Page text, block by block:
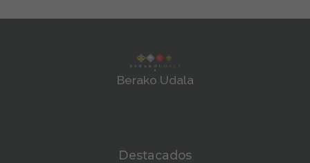
Berako Udala
Destacados